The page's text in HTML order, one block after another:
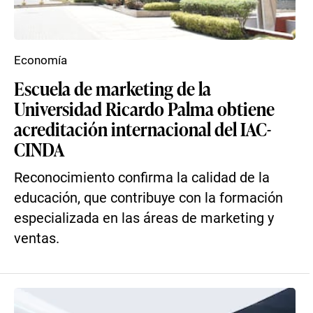
Escuela de marketing de la
Universidad Ricardo Palma obtiene
acreditación internacional del IAC-
CINDA
Reconocimiento confirma la calidad de la
educación, que contribuye con la formación
especializada en las áreas de marketing y
ventas.
Economía